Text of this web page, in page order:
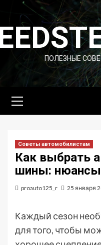
Перейти
содержимому
ПОЛЕЗНЫЕ
меню
Советы автомобилистам
Как выбрать
шины: нюансы
proauto125_r 25 января
Каждый сезон
для того, чтобы